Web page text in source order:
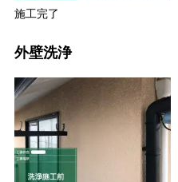
施工完了
外壁洗浄